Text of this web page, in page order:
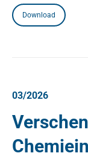
Download
03/2026